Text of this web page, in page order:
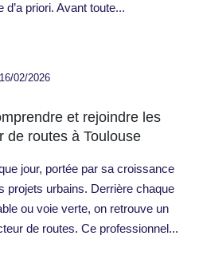
d’a priori. Avant toute...
16/02/2026
et rejoindre les
de routes à Toulouse
jour, portée par sa croissance
projets urbains. Derrière chaque
ou voie verte, on retrouve un
de routes. Ce professionnel...